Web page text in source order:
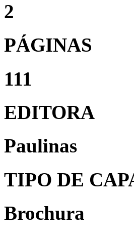
2
PÁGINAS
111
EDITORA
Paulinas
TIPO DE
Brochura